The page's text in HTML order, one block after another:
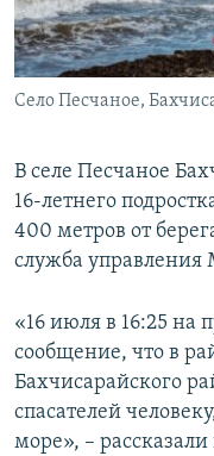
ПОБЕДИТЕЛЕЙ НЕ
КРЫМ.НЕПОКОРЕННЫЙ
ELIFBE
ПРИСОЕДИНЯЙТЕСЬ!
Все сайты RFE/RL
Село Песчаное,
В селе Песчаное
16-летнего
400 метров от
служба
«16 июля в 16:25 на
сообщение, что в
Бахчисарайского
спасателей
море», – рассказали